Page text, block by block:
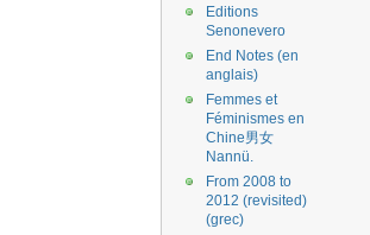
Editions
Senonevero
End Notes (en
anglais)
Femmes et
Féminismes en
Chine男女
Nannü.
From 2008 to
2012 (revisited)
(grec)